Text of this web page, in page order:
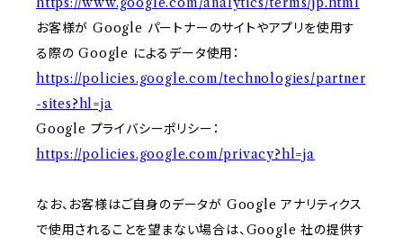
お客様が Google パートナーのサイトやアプリを使用す
る際の Google によるデータ使用：
https://policies.google.com/technologies/partner
-sites?hl=ja
Google プライバシーポリシー：
https://policies.google.com/privacy?hl=ja
なお、お客様はご自身のデータが Google アナリティクス
で使用されることを望まない場合は、Google 社の提供す